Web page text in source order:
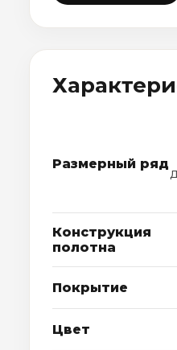
Размерный ряд
Конструкция
полотна
Покрытие
Цвет